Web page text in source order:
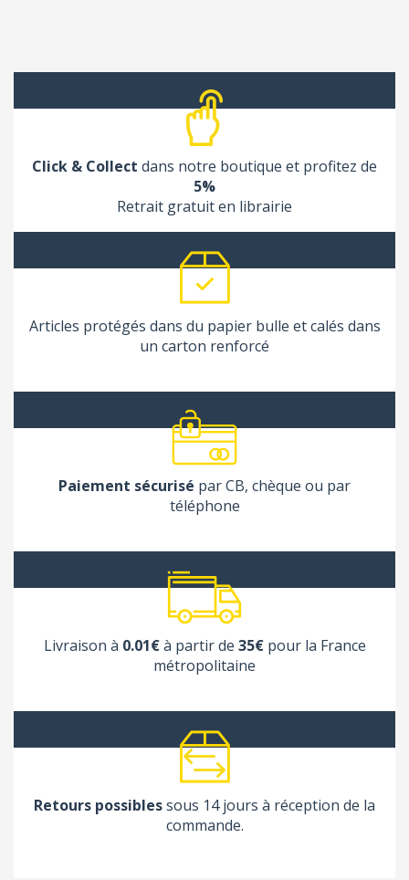
Click & Collect dans notre boutique et profitez de
5%
Retrait gratuit en librairie
Articles protégés dans du papier bulle et calés dans
un carton renforcé
Paiement sécurisé par CB, chèque ou par
téléphone
Livraison à 0.01€à partir de 35€pour la France
métropolitaine
Retours possiblessous 14 jours à réception de la
commande.